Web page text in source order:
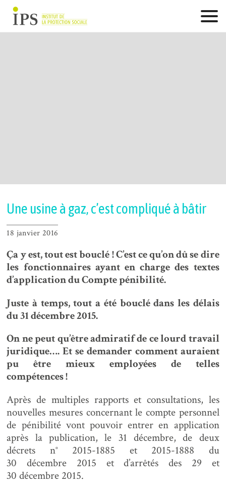
Une usine à gaz, c’est compliqué à bâtir
18 janvier 2016
Ça y est, tout est bouclé ! C’est ce qu’on dû se dire
les fonctionnaires ayant en charge des textes
d’application du Compte pénibilité.
Juste à temps, tout a été bouclé dans les délais
du 31 décembre 2015.
On ne peut qu’être admiratif de ce lourd travail
juridique…. Et se demander comment auraient
pu être mieux employées de telles
compétences !
Après de multiples rapports et consultations, les
nouvelles mesures concernant le compte personnel
de pénibilité vont pouvoir entrer en application
après la publication, le 31 décembre, de deux
décrets n° 2015-1885 et 2015-1888 du
30 décembre 2015 et d’arrêtés des 29 et
30 décembre 2015.